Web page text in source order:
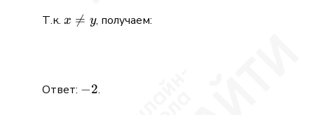
Т.к. x
x 
= y, получаем:
Ответ: -2
−2.